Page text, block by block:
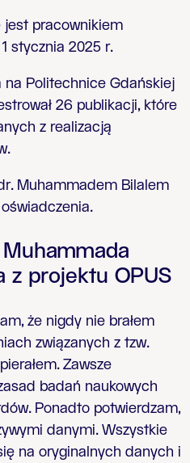
jest pracownikiem
stycznia 2025 r.
na Politechnice Gdańskiej
26 publikacji, które
z realizacją
Muhammadem Bilalem
z projektu OPUS
że nigdy nie brałem
związanych z tzw.
Zawsze
badań naukowych
Ponadto potwierdzam,
danymi. Wszystkie
na oryginalnych danych i